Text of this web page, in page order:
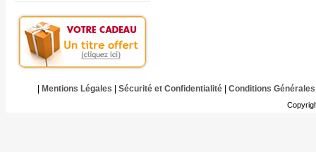
Mentions Légales Sécurité et Confidentialité| Conditions Générales